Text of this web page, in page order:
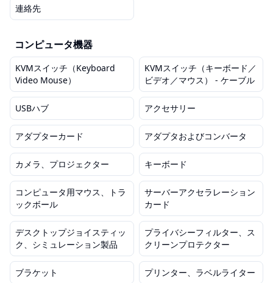
連絡先
コンピュータ機器
KVMスイッチ（Keyboard
Video Mouse）
KVMスイッチ（キーボード／
ビデオ／マウス） - ケーブル
USBハブ アクセサリー
アダプターカード アダプタおよびコンバータ
カメラ、プロジェクター キーボード
コンピュータ用マウス、トラ
ックボール
サーバーアクセラレーション
カード
デスクトップジョイスティッ
ク、シミュレーション製品
プライバシーフィルター、ス
クリーンプロテクター
ブラケット プリンター、ラベルライター